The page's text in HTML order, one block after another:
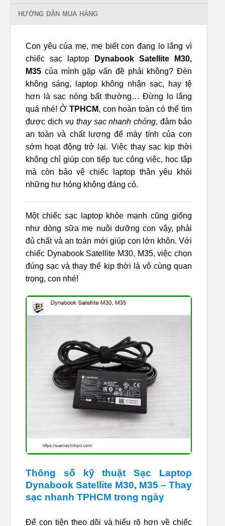
HƯỚNG DẪN MUA HÀNG
Con yêu của mẹ, mẹ biết con đang lo lắng vì
chiếc sạc laptop
Dynabook Satellite M30,
M35 của mình gặp vấn đề phải không? Đèn
không sáng, laptop không nhận sạc, hay tệ
hơn là sạc nóng bất thường… Đừng lo lắng
quá nhé! Ở TPHCM, con hoàn toàn có thể tìm
được dịch vụ thay sạc nhanh chóng, đảm bảo
an toàn và chất lượng để máy tính của con
sớm hoạt động trở lại. Việc thay sạc kịp thời
không chỉ giúp con tiếp tục công việc, học tập
mà còn bảo vệ chiếc laptop thân yêu khỏi
những hư hỏng không đáng có.
Một chiếc sạc laptop khỏe mạnh cũng giống
như dòng sữa mẹ nuôi dưỡng con vậy, phải
đủ chất và an toàn mới giúp con lớn khôn. Với
chiếc Dynabook Satellite M30, M35, việc chọn
đúng sạc và thay thế kịp thời là vô cùng quan
trọng, con nhé!
Thông số kỹ thuật Sạc Laptop
Dynabook Satellite M30, M35 – Thay
sạc nhanh TPHCM trong ngày
Để con tiện theo dõi và hiểu rõ hơn về chiếc